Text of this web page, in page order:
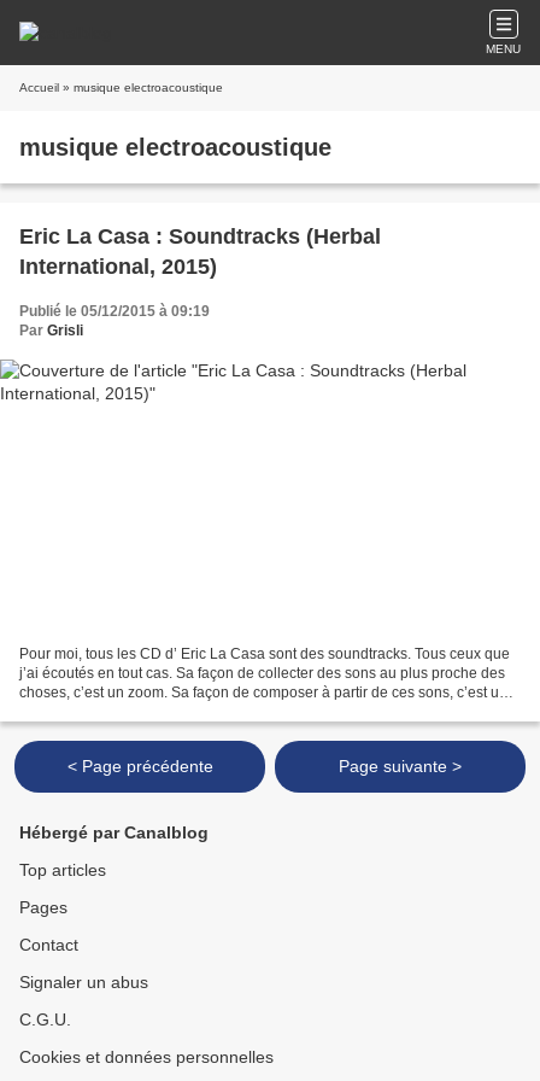
MENU
Accueil » musique electroacoustique
musique electroacoustique
Eric La Casa : Soundtracks (Herbal
International, 2015)
Publié le 05/12/2015 à 09:19
Par Grisli
Pour moi, tous les CD d’ Eric La Casa sont des soundtracks. Tous ceux que
j’ai écoutés en tout cas. Sa façon de collecter des sons au plus proche des
choses, c’est un zoom. Sa façon de composer à partir de ces sons, c’est un
< Page précédente Page suivante >
Hébergé par Canalblog
Top articles
Pages
Contact
Signaler un abus
C.G.U.
Cookies et données personnelles